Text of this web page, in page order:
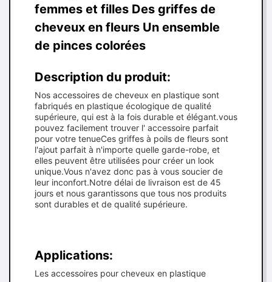
femmes et filles Des griffes de
cheveux en fleurs Un ensemble
de pinces colorées
Description du produit:
Nos accessoires de cheveux en plastique sont
fabriqués en plastique écologique de qualité
supérieure, qui est à la fois durable et élégant.vous
pouvez facilement trouver l' accessoire parfait
pour votre tenueCes griffes à poils de fleurs sont
l'ajout parfait à n'importe quelle garde-robe, et
elles peuvent être utilisées pour créer un look
unique.Vous n'avez donc pas à vous soucier de
leur inconfort.Notre délai de livraison est de 45
jours et nous garantissons que tous nos produits
sont durables et de qualité supérieure.
Applications:
Les accessoires pour cheveux en plastique